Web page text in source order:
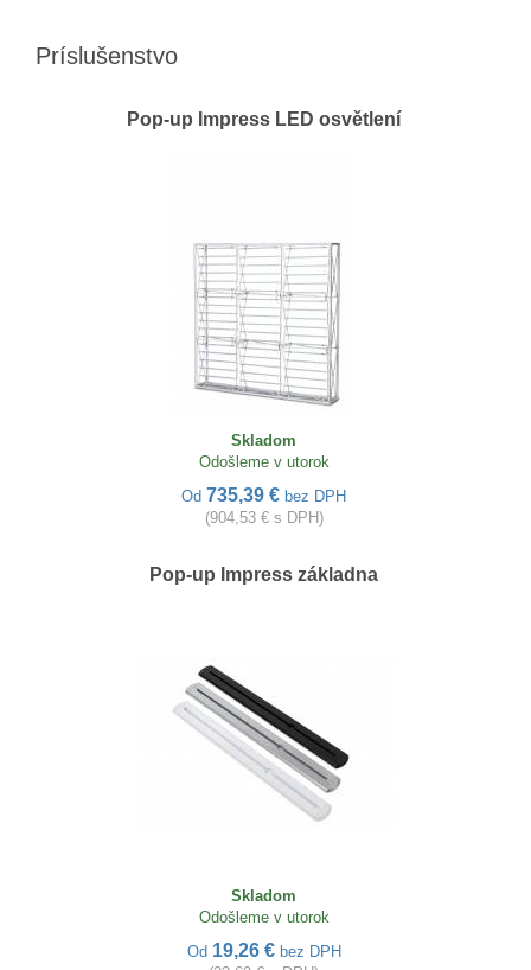
Príslušenstvo
Pop-up Impress LED osvětlení
Skladom
Odošleme v utorok
Od 735,39 € bez DPH
(904,53 € s DPH)
Pop-up Impress základna
Skladom
Odošleme v utorok
Od 19,26 € bez DPH